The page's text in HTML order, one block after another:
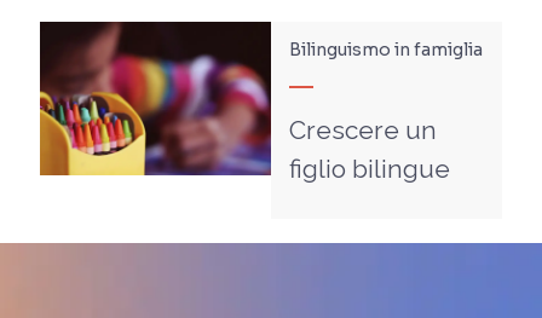
Bilinguismo in famiglia
Crescere un
figlio bilingue